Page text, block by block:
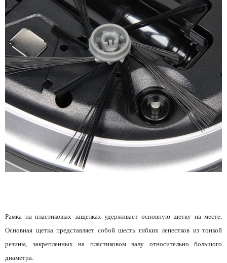
Рамка на пластиковых защелках удерживает основную щетку на месте.
Основная щетка представляет собой шесть гибких лепестков из тонкой
резины, закрепленных на пластиковом валу относительно большого
диаметра.